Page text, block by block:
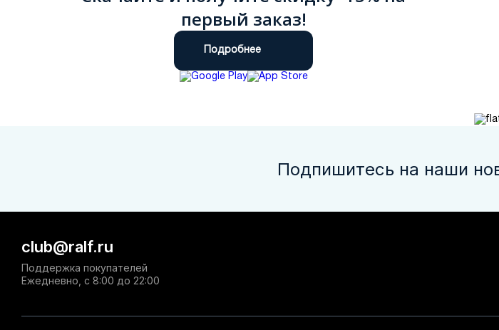
первый заказ!
Подробнее
Подпишитесь на наши
club@ralf.ru
Поддержка покупателей
Ежедневно, с 8:00 до 22:00